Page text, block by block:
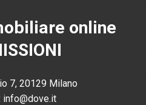
online
7, 20129 Milano
info@dove.it